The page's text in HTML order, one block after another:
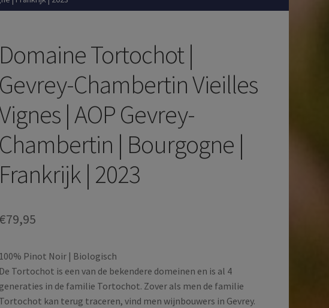
Domaine Tortochot |
Gevrey-Chambertin Vieilles
| AOP Gevrey-
Chambertin | Bourgogne |
Frankrijk | 2023
€79,95
100% Pinot Noir | Biologisch
De Tortochot is een van de bekendere domeinen en is al 4
generaties in de familie Tortochot. Zover als men de familie
Tortochot kan terug traceren, vind men wijnbouwers in Gevrey.